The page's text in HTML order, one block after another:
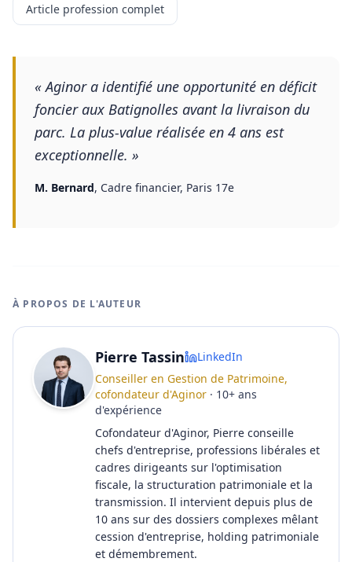
Article profession complet
«Aginor a identifié une opportunité en déficit
foncier aux Batignolles avant la livraison du
parc. La plus-value réalisée en 4 ans est
exceptionnelle. »
M. Bernard, Cadre financier, Paris 17e
À PROPOS DE L'AUTEUR
Pierre Tassin
LinkedIn
Conseiller en Gestion de Patrimoine,
cofondateur d'Aginor · 10+ ans
d'expérience
Cofondateur d'Aginor, Pierre conseille
chefs d'entreprise, professions libérales et
cadres dirigeants sur l'optimisation
fiscale, la structuration patrimoniale et la
transmission. Il intervient depuis plus de
10 ans sur des dossiers complexes mêlant
cession d'entreprise, holding patrimoniale
et démembrement.